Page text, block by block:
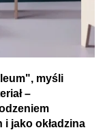
myśli
–
jako okładzina